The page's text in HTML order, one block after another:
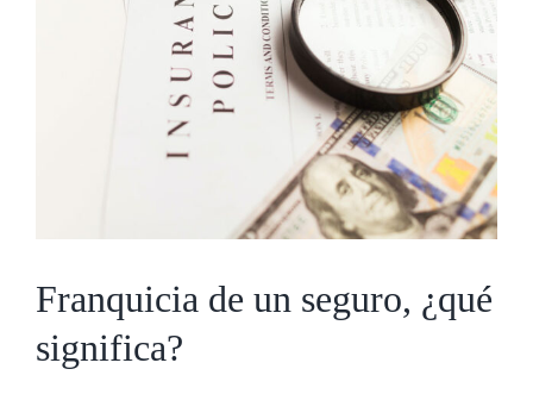
Franquicia de un seguro, ¿qué
significa?